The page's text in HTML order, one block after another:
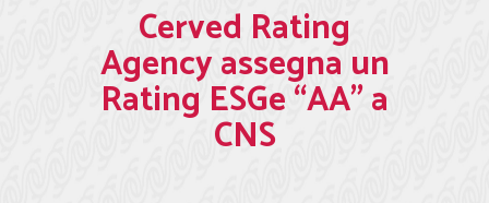
Cerved Rating
Agency assegna un
Rating ESGe “AA” a
CNS